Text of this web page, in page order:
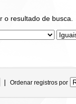
o resultado de busca.
| Ordenar registros por